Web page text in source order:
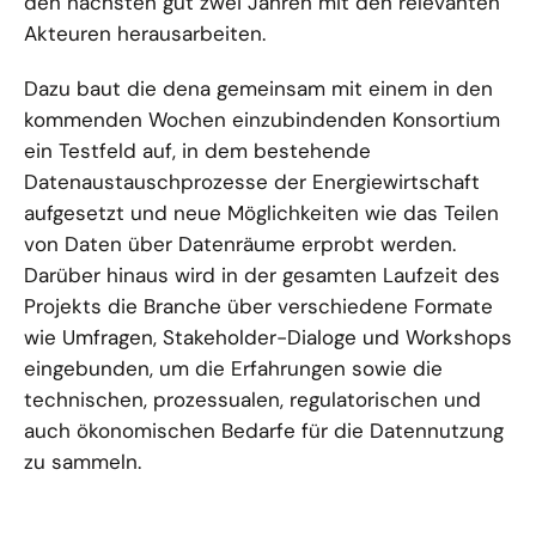
Akteuren herausarbeiten.
Dazu baut die dena gemeinsam mit einem in den
kommenden Wochen einzubindenden Konsortium
ein Testfeld auf, in dem bestehende
Datenaustauschprozesse der Energiewirtschaft
aufgesetzt und neue Möglichkeiten wie das Teilen
von Daten über Datenräume erprobt werden.
Darüber hinaus wird in der gesamten Laufzeit des
Projekts die Branche über verschiedene Formate
wie Umfragen, Stakeholder-Dialoge und Workshops
eingebunden, um die Erfahrungen sowie die
technischen, prozessualen, regulatorischen und
auch ökonomischen Bedarfe für die Datennutzung
zu sammeln.